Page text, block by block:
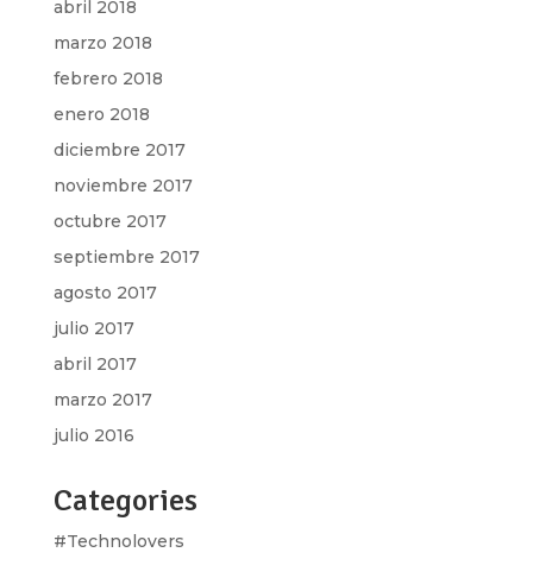
abril 2018
marzo 2018
febrero 2018
enero 2018
diciembre 2017
noviembre 2017
octubre 2017
septiembre 2017
agosto 2017
julio 2017
abril 2017
marzo 2017
julio 2016
Categories
#Technolovers